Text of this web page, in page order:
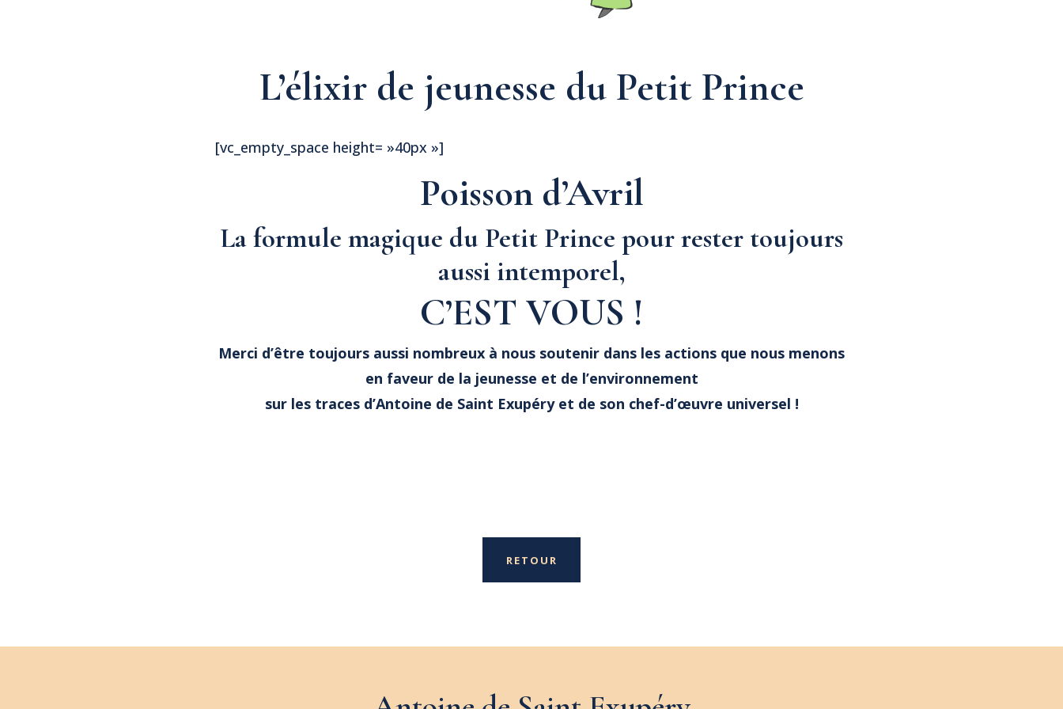
L’élixir de jeunesse du Petit Prince
[vc_empty_space height= »40px »]
Poisson d’Avril
La formule magique du Petit Prince pour rester toujours
aussi intemporel,
C’EST VOUS !
Merci d’être toujours aussi nombreux à nous soutenir dans les actions que nous menons
en faveur de la jeunesse et de l’environnement
sur les traces d’Antoine de Saint Exupéry et de son chef-d’œuvre universel !
RETOUR